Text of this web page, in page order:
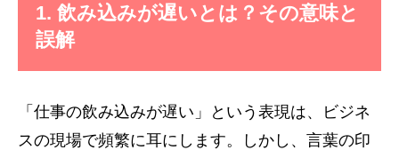
1. 飲み込みが遅いとは？その意味と
誤解
「仕事の飲み込みが遅い」という表現は、ビジネ
スの現場で頻繁に耳にします。しかし、言葉の印